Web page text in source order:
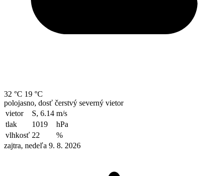
32 °C 19 °C
polojasno, dosť čerstvý severný vietor
vietor
S, 6.14 m/s
tlak
1019
hPa
vlhkosť 22
%
zajtra, nedeľa 9. 8. 2026